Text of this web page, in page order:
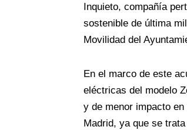
Inquieto, compañía
sostenible de última
Movilidad del
En el marco de este
eléctricas del modelo
y de menor impacto
Madrid, ya que se